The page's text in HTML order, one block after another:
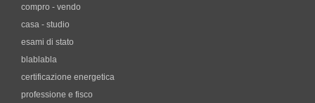
compro - vendo
casa - studio
esami di stato
blablabla
certificazione energetica
professione e fisco